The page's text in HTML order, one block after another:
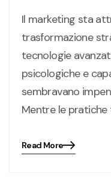
Il marketing sta
trasformazione
tecnologie
psicologiche e
sembravano
Mentre le pratiche
Blog
Read More